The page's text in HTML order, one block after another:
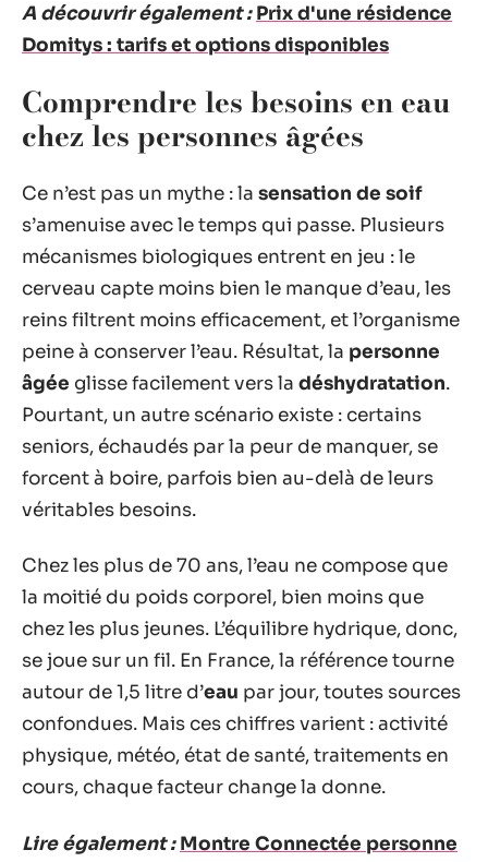
A découvrir également : Prix d'une résidence
Domitys : tarifs et options disponibles
Comprendre les besoins en eau
chez les personnes âgées
Ce n’est pas un mythe : la sensation de soif
s’amenuise avec le temps qui passe. Plusieurs
mécanismes biologiques entrent en jeu : le
cerveau capte moins bien le manque d’eau, les
reins filtrent moins efficacement, et l’organisme
peine à conserver l’eau. Résultat, la personne
âgée glisse facilement vers la déshydratation.
Pourtant, un autre scénario existe : certains
seniors, échaudés par la peur de manquer, se
forcent à boire, parfois bien au-delà de leurs
véritables besoins.
Chez les plus de 70 ans, l’eau ne compose que
la moitié du poids corporel, bien moins que
chez les plus jeunes. L’équilibre hydrique, donc,
se joue sur un fil. En France, la référence tourne
autour de 1,5 litre d’eau par jour, toutes sources
confondues. Mais ces chiffres varient : activité
physique, météo, état de santé, traitements en
cours, chaque facteur change la donne.
Lire également : Montre Connectée personne